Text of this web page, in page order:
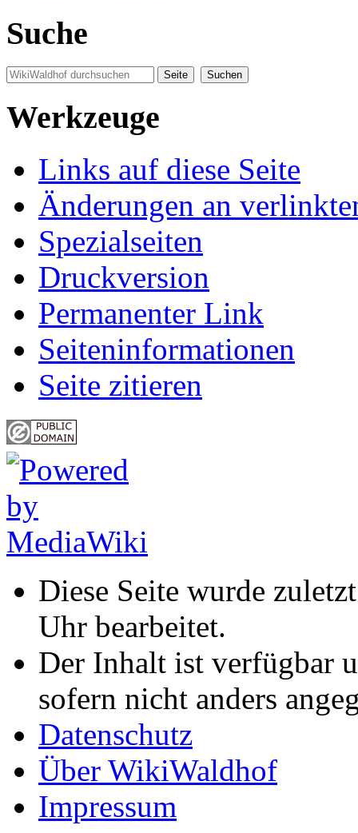
Suche
Werkzeuge
Links auf diese Seite
Änderungen an
Spezialseiten
Druckversion
Permanenter Link
Seiten­informationen
Seite zitieren
Diese Seite wurde
Uhr bearbeitet.
Der Inhalt ist verfügbar
sofern nicht anders
Datenschutz
Über WikiWaldhof
Impressum